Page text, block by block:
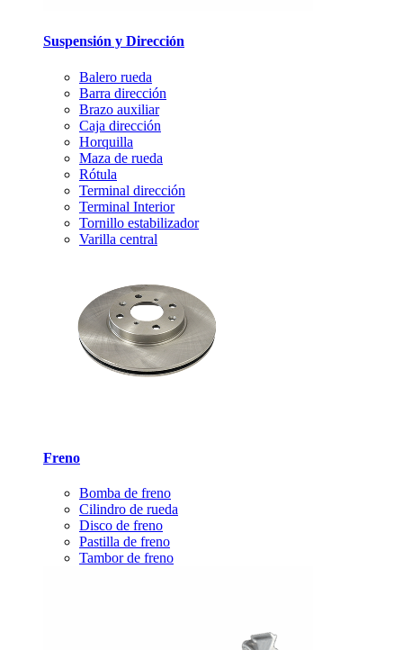
Suspensión y Dirección
Balero rueda
Barra dirección
Brazo auxiliar
Caja dirección
Horquilla
Maza de rueda
Rótula
Terminal dirección
Terminal Interior
Tornillo estabilizador
Varilla central
Freno
Bomba de freno
Cilindro de rueda
Disco de freno
Pastilla de freno
Tambor de freno